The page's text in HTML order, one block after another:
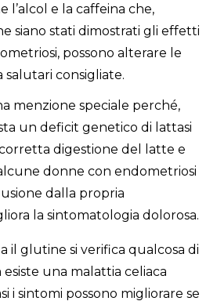
l’alcol e la caffeina che,
siano stati dimostrati gli effetti
possono alterare le
salutari consigliate.
menzione speciale perché,
un deficit genetico di lattasi
digestione del latte e
donne con endometriosi
dalla propria
la sintomatologia dolorosa.
il glutine si verifica qualcosa di
esiste una malattia celiaca
i sintomi possono migliorare se